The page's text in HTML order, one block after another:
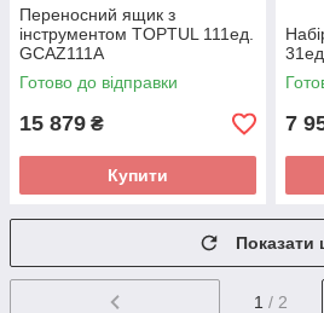
Переносний ящик з
інструментом TOPTUL 111ед.
GCAZ111A
Готово до відправки
15 879 ₴
Купити
7
Показати
1 / 2